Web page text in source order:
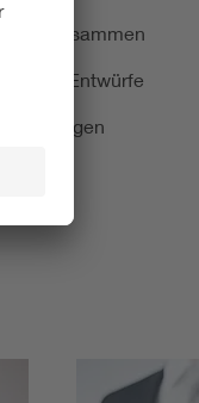
kurz zusammen
und Entwürfe